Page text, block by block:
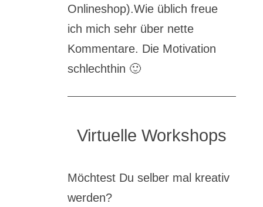
Onlineshop).Wie üblich freue
ich mich sehr über nette
Kommentare. Die Motivation
schlechthin 🙂
Virtuelle Workshops
Möchtest Du selber mal kreativ
werden?